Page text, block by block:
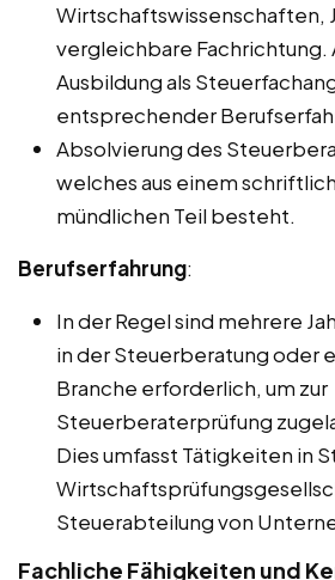
Wirtschaftswissenschaften,
vergleichbare Fachrichtung.
Ausbildung als
entsprechender
Absolvierung des
welches aus einem
mündlichen Teil besteht.
Berufserfahrung:
In der Regel sind mehrere
in der Steuerberatung oder
Branche erforderlich, um zur
Steuerberaterprüfung
Dies umfasst Tätigkeiten in
Steuerabteilung von
Fachliche Fähigkeiten und